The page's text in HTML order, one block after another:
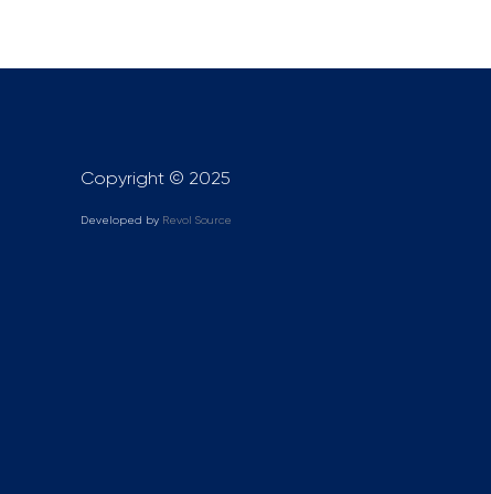
Copyright © 2025
Developed by Revol Source